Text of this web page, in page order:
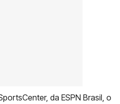
da ESPN Brasil, o